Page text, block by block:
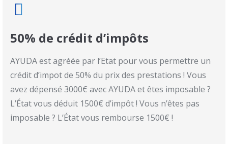
50% de crédit d’impôts
AYUDA est agréée par l’Etat pour vous permettre un
crédit d’impot de 50% du prix des prestations ! Vous
avez dépensé 3000€ avec AYUDA et êtes imposable ?
L’État vous déduit 1500€ d’impôt ! Vous n’êtes pas
imposable ? L’État vous rembourse 1500€ !